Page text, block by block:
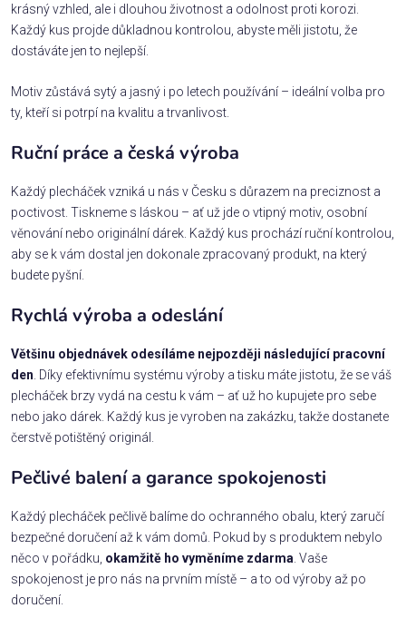
krásný vzhled, ale i dlouhou životnost a odolnost proti korozi.
Každý kus projde důkladnou kontrolou, abyste měli jistotu, že
dostáváte jen to nejlepší.
Motiv zůstává sytý a jasný i po letech používání – ideální volba pro
ty, kteří si potrpí na kvalitu a trvanlivost.
Ruční práce a česká výroba
Každý plecháček vzniká u nás v Česku s důrazem na preciznost a
poctivost. Tiskneme s láskou – ať už jde o vtipný motiv, osobní
věnování nebo originální dárek. Každý kus prochází ruční kontrolou,
aby se k vám dostal jen dokonale zpracovaný produkt, na který
budete pyšní.
Rychlá výroba a odeslání
Většinu objednávek odesíláme nejpozději následující pracovní
den . Díky efektivnímu systému výroby a tisku máte jistotu, že se váš
plecháček brzy vydá na cestu k vám – ať už ho kupujete pro sebe
nebo jako dárek. Každý kus je vyroben na zakázku, takže dostanete
čerstvě potištěný originál.
Pečlivé balení a garance spokojenosti
Každý plecháček pečlivě balíme do ochranného obalu, který zaručí
bezpečné doručení až k vám domů. Pokud by s produktem nebylo
něco v pořádku, okamžitě ho vyměníme zdarma . Vaše
spokojenost je pro nás na prvním místě – a to od výroby až po
doručení.